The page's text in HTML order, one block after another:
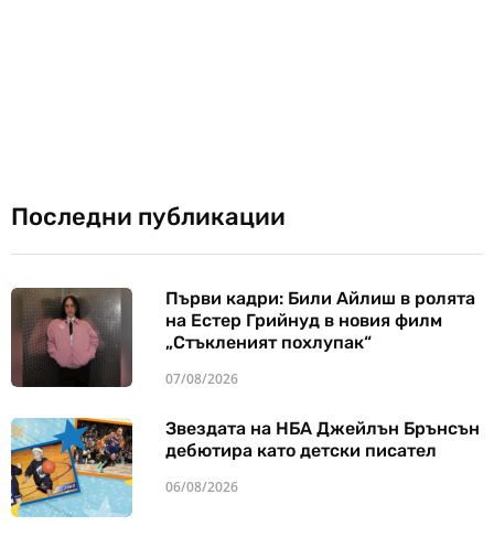
Последни публикации
Първи кадри: Били Айлиш в ролята
на Естер Грийнуд в новия филм
„Стъкленият похлупак“
07/08/2026
Звездата на НБА Джейлън Брънсън
дебютира като детски писател
06/08/2026